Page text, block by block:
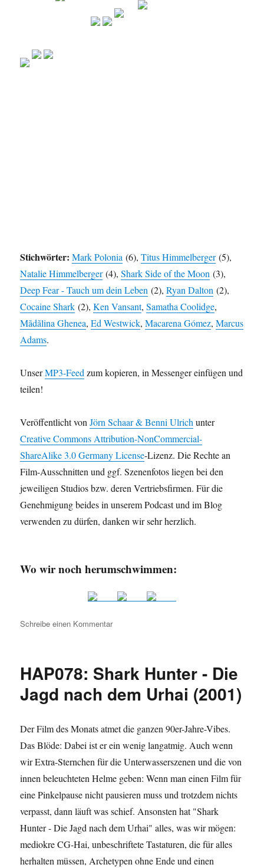
Stichwörter:Mark Polonia (6),Titus Himmelberger(5),
Natalie Himmelberger(4),Shark Side of the Moon (3),
Deep Fear - Tauch um dein Leben (2),Ryan Dalton (2),
Cocaine Shark (2),Ken Vansant,Samatha Coolidge,
Mãdãlina Ghenea,Ed Westwick,Macarena Gómez,Marcus
Adams.
UnserMP3-Feed zum kopieren, in Messenger einfügen und
teilen!
Veröffentlicht vonJörn Schaar & Benni Ulrich unter
Creative Commons Attribution-NonCommercial-
ShareAlike 3.0 Germany License-Lizenz. Die Rechte an
Film-Ausschnitten und ggf. Szenenfotos liegen bei den
jeweiligen Studios bzw. deren Vertriebsfirmen. Für die
Genehmigung beides in unserem Podcast und im Blog
verwenden zu dürfen, danken wir sehr herzlich.
Wo wir noch herumschwimmen:
Schreibe einen Kommentarzu
(2023)
Deep
Tauch
um
dein
(2023)
HAP078: Shark Hunter - Die
Jagd nach dem Urhai (2001)
Der Film des Monats atmet die ganzen 90er-Jahre-Vibes.
Das Blöde: Dabei ist er ein wenig langatmig. Auch wenn
wir Extra-Sternchen für die Unterwasserszenen und die von
innen beleuchteten Helme geben: Wenn man einen Film für
eine Pinkelpause nicht pausieren muss und trotzdem nichts
verpasst, dann läuft was schief. Ansonsten hat "Shark
Hunter - Die Jagd nach dem Urhai" alles, was wir mögen:
mediokre CG-Hai, unbeschriftete Tastaturen, die für alles
herhalten müssen, Archetypen ohne Ende und einen